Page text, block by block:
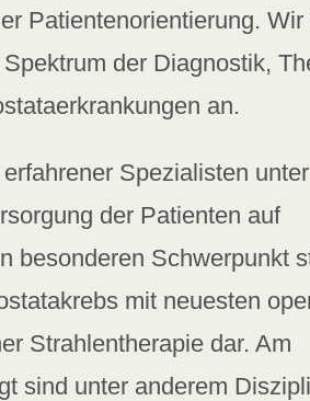
Patientenorientierung. Wir
der Diagnostik,
an.
Spezialisten
der Patienten auf
besonderen Schwerpunkt
mit neuesten
Strahlentherapie dar. Am
sind unter anderem